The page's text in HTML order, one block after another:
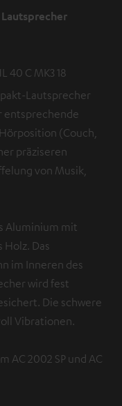
40 C MK3 18
Lautsprecher
entsprechende
(Couch,
präziseren
von Musik,
Aluminium mit
Das
im Inneren des
wird fest
Die schwere
Vibrationen.
AC 2002 SP und AC